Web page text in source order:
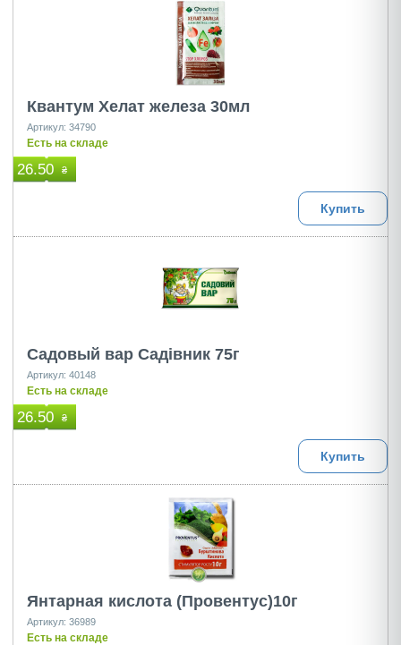
Квантум Хелат железа 30мл
Артикул: 34790
Есть на складе
26.50 ₴
Купить
Садовый вар Садiвник 75г
Артикул: 40148
Есть на складе
26.50 ₴
Купить
Янтарная кислота (Провентус)10г
Артикул: 36989
Есть на складе